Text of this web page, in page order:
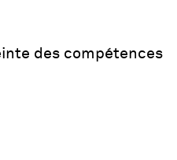
des compétences